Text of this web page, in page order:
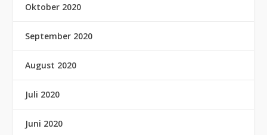
Oktober 2020
September 2020
August 2020
Juli 2020
Juni 2020